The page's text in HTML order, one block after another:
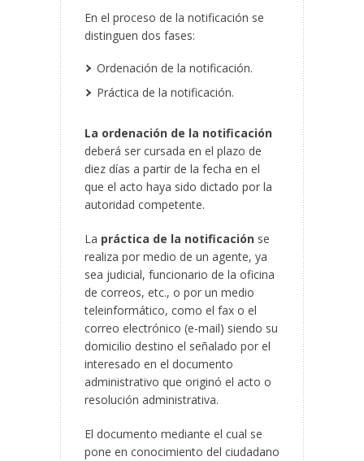
En el proceso de la notificación se
distinguen dos fases:
Ordenación de la notificación.
Práctica de la notificación.
La ordenación de la notificación
deberá ser cursada en el plazo de
diez días a partir de la fecha en el
que el acto haya sido dictado por la
autoridad competente.
La práctica de la notificación se
realiza por medio de un agente, ya
sea judicial, funcionario de la oficina
de correos, etc., o por un medio
teleinformático, como el fax o el
correo electrónico (e-mail) siendo su
domicilio destino el señalado por el
interesado en el documento
administrativo que originó el acto o
resolución administrativa.
El documento mediante el cual se
pone en conocimiento del ciudadano